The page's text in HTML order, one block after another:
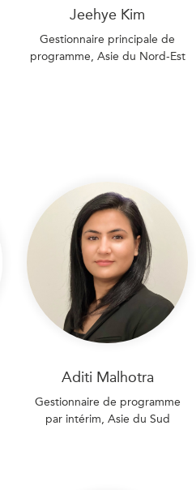
Jeehye Kim
Gestionnaire principale de
programme, Asie du Nord-Est
Aditi Malhotra
Gestionnaire de programme
par intérim, Asie du Sud